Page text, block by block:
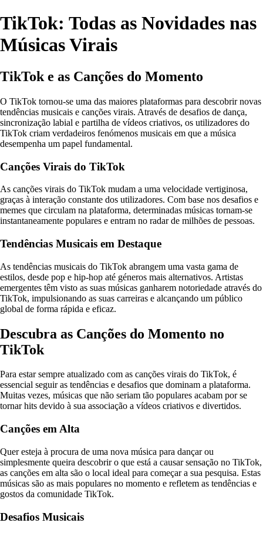
TikTok: Todas as Novidades nas
Músicas Virais
TikTok e as Canções do Momento
O TikTok tornou-se uma das maiores plataformas para descobrir novas
tendências musicais e canções virais. Através de desafios de dança,
sincronização labial e partilha de vídeos criativos, os utilizadores do
TikTok criam verdadeiros fenómenos musicais em que a música
desempenha um papel fundamental.
Canções Virais do TikTok
As canções virais do TikTok mudam a uma velocidade vertiginosa,
graças à interação constante dos utilizadores. Com base nos desafios e
memes que circulam na plataforma, determinadas músicas tornam-se
instantaneamente populares e entram no radar de milhões de pessoas.
Tendências Musicais em Destaque
As tendências musicais do TikTok abrangem uma vasta gama de
estilos, desde pop e hip-hop até géneros mais alternativos. Artistas
emergentes têm visto as suas músicas ganharem notoriedade através do
TikTok, impulsionando as suas carreiras e alcançando um público
global de forma rápida e eficaz.
Descubra as Canções do Momento no
TikTok
Para estar sempre atualizado com as canções virais do TikTok, é
essencial seguir as tendências e desafios que dominam a plataforma.
Muitas vezes, músicas que não seriam tão populares acabam por se
tornar hits devido à sua associação a vídeos criativos e divertidos.
Canções em Alta
Quer esteja à procura de uma nova música para dançar ou
simplesmente queira descobrir o que está a causar sensação no TikTok,
as canções em alta são o local ideal para começar a sua pesquisa. Estas
músicas são as mais populares no momento e refletem as tendências e
gostos da comunidade TikTok.
Desafios Musicais